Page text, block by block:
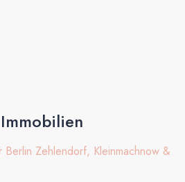
Berlin Zehlendorf, Kleinmachnow &